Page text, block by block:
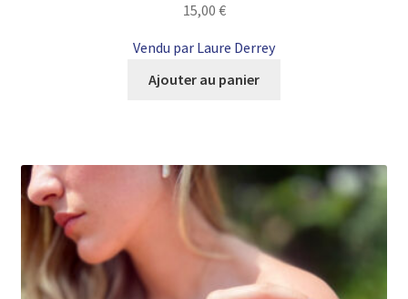
15,00 €
Vendu par Laure Derrey
Ajouter au panier